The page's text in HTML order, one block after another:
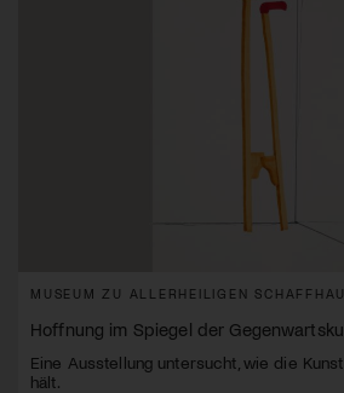
MUSEUM ZU ALLERHEILIGEN
Hoffnung im Spiegel der
Eine Ausstellung untersucht, wie die
hält.